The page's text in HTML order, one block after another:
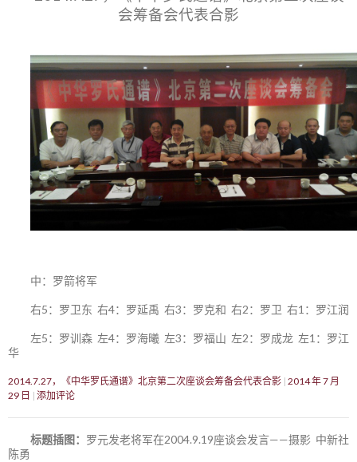
会筹备会代表合影
中：罗箭将军
右5：罗卫东 右4：罗延禹 右3：罗克和 右2：罗卫 右1：罗江润
左5：罗训森 左4：罗海曦 左3：罗福山 左2：罗成龙 左1：罗江
华
2014.7.27，《中华罗氏通谱》北京第二次座谈会筹备会代表合影 2014 年 7 月
29 日
添加评论
标题插图： 罗元发老将军在2004.9.19座谈会发言——摄影 中新社
陈勇